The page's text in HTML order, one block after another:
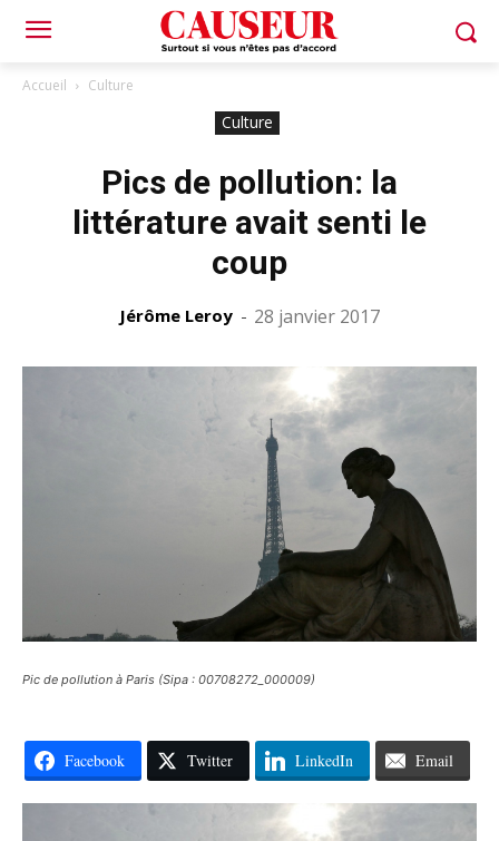
Accueil Culture
Culture
Pics de pollution: la
littérature avait senti le
coup
Jérôme Leroy - 28 janvier 2017
Pic de pollution à Paris (Sipa : 00708272_000009)
Facebook Twitter LinkedIn Email